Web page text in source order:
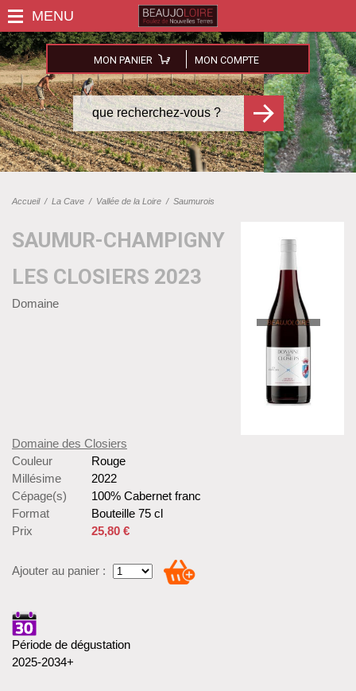
MON PANIER MON COMPTE
Accueil/ La Cave / Vallée de la Loire / Saumurois
SAUMUR-CHAMPIGNY
LES CLOSIERS 2023
Domaine
Domaine des Closiers
Couleur
Rouge
Millésime
2022
Cépage(s)
100% Cabernet franc
Format
Bouteille 75 cl
Prix
25,80 €
Ajouter au panier :
Période de dégustation
2025-2034+